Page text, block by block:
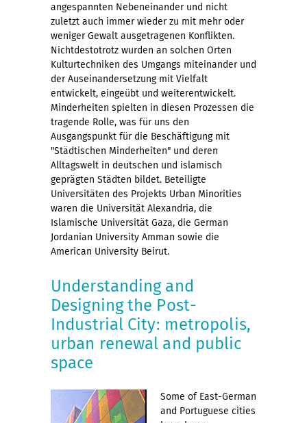
angespannten Nebeneinander und nicht
zuletzt auch immer wieder zu mit mehr oder
weniger Gewalt ausgetragenen Konflikten.
Nichtdestotrotz wurden an solchen Orten
Kulturtechniken des Umgangs miteinander und
der Auseinandersetzung mit Vielfalt
entwickelt, eingeübt und weiterentwickelt.
Minderheiten spielten in diesen Prozessen die
tragende Rolle, was für uns den
Ausgangspunkt für die Beschäftigung mit
"Städtischen Minderheiten" und deren
Alltagswelt in deutschen und islamisch
geprägten Städten bildet. Beteiligte
Universitäten des Projekts Urban Minorities
waren die Universität Alexandria, die
Islamische Universität Gaza, die German
Jordanian University Amman sowie die
American University Beirut.
Understanding and
Designing the Post-
Industrial City: metropolis,
urban renewal and public
space
Some of East-German
and Portuguese cities